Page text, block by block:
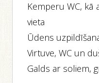
Kemperu WC, kā
vieta
Ūdens
Virtuve, WC un
Galds ar soliem,